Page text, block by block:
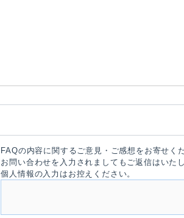
FAQの内容に関するご意見・ご感想をお寄せく
お問い合わせを入力されましてもご返信はいた
個人情報の入力はお控えください。